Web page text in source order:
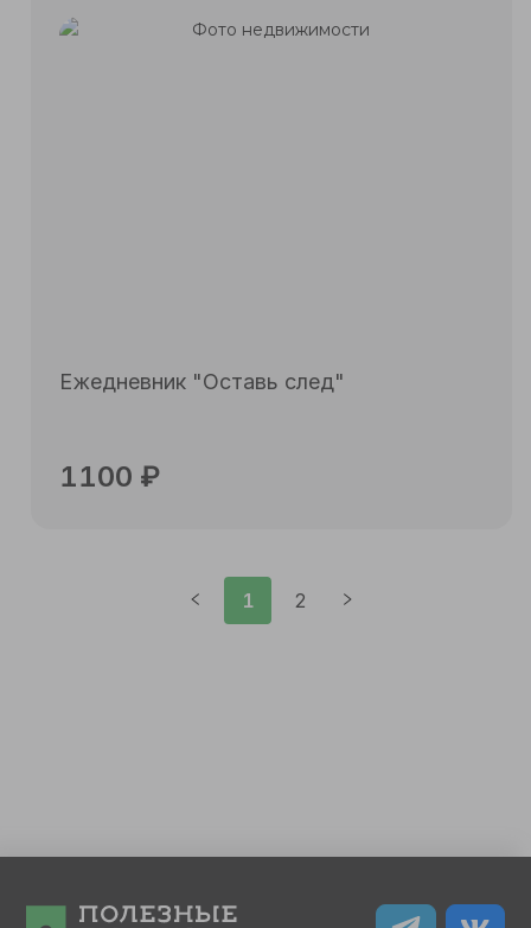
Ежедневник "Оставь след"
1100 ₽
1 2